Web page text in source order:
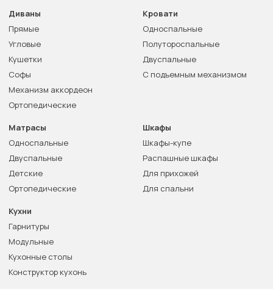
Диваны
Прямые
Угловые
Кушетки
Софы
Механизм аккордеон
Ортопедические
Кровати
Односпальные
Полутороспальные
Двуспальные
С подъемным механизмом
Матрасы
Односпальные
Двуспальные
Детские
Ортопедические
Шкафы
Шкафы-купе
Распашные шкафы
Для прихожей
Для спальни
Кухни
Гарнитуры
Модульные
Кухонные столы
Конструктор кухонь